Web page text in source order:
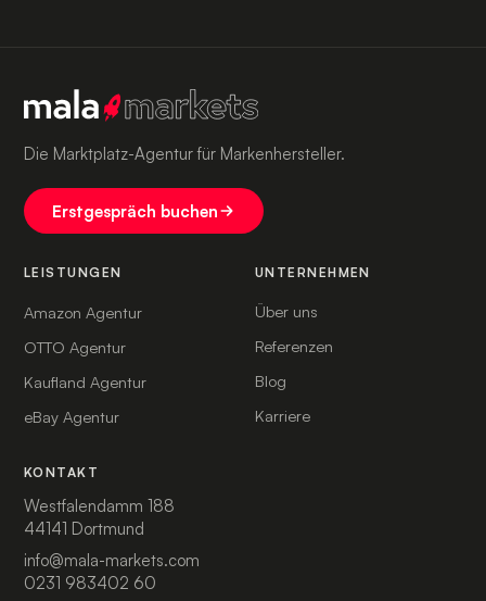
Die Marktplatz-Agentur für Markenhersteller.
Erstgespräch buchen
LEISTUNGEN
Amazon Agentur
OTTO Agentur
Kaufland Agentur
eBay Agentur
UNTERNEHMEN
Über uns
Referenzen
Blog
Karriere
KONTAKT
Westfalendamm 188
44141 Dortmund
info@mala-markets.com
0231 983402 60